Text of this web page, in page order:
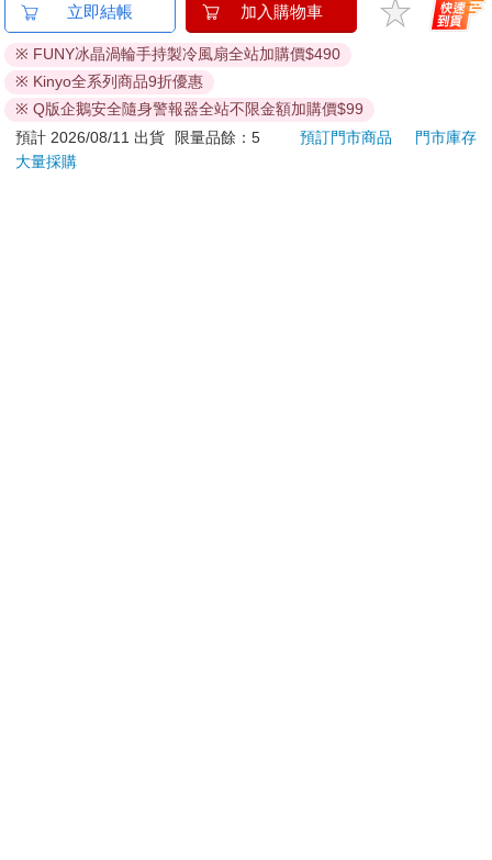
金石堂及銀行均不會請您操作ATM! 如接獲電話要求您前往
ATM提款機，請不要聽從指示，以免受騙上當！
退換貨須知：
**提醒您，鑑賞期不等於試用期，退回商品須為全新狀態**
依據「消費者保護法」第19條及行政院消費者保護處公告之
「通訊交易解除權合理例外情事適用準則」，以下商品購買
立即結帳 加入購物車
※ FUNY冰晶渦輪手持製冷風扇全站加購價$490
※ Kinyo全系列商品9折優惠
※ Q版企鵝安全隨身警報器全站不限金額加購價$99
預計 2026/08/11 出貨
限量品餘：5 預訂門市商品
門市庫存
大量採購